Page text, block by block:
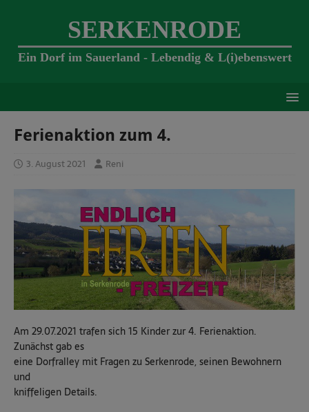
SERKENRODE
Ein Dorf im Sauerland - Lebendig & L(i)ebenswert
Ferienaktion zum 4.
3. August 2021 Reni
Am 29.07.2021 trafen sich 15 Kinder zur 4. Ferienaktion.
Zunächst gab es
eine Dorfralley mit Fragen zu Serkenrode, seinen Bewohnern
und
kniffeligen Details.